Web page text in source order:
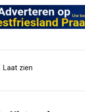
Laat zien